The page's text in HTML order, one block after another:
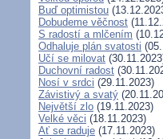
Buď optimistou
Dobudeme věčnost
S radostí a mlčením
Odhaluje plán svatosti
Učí se milovat
Duchovní radost
Nosí v srdci (29.11.2023)
Závistivý a svatý
Největší zlo (19.11.2023)
Velké věci (18.11.2023)
Ať se raduje (17.11.2023)